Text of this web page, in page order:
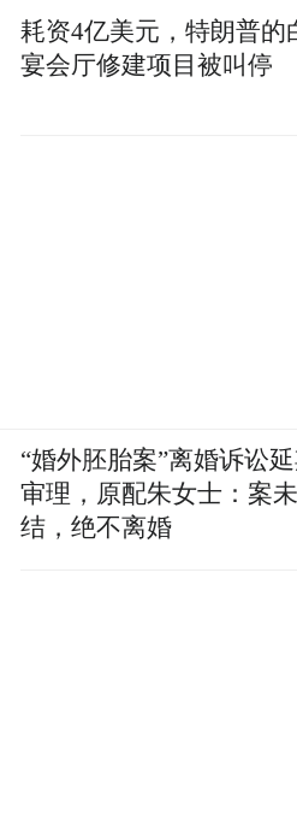
同样也是你们喜欢的大 R
参数方面：1.5K 超级
耗资4亿美元，特朗普的
宴会厅修建项目被叫停
“婚外胚胎案”离婚诉讼延
审理，原配朱女士：案
结，绝不离婚